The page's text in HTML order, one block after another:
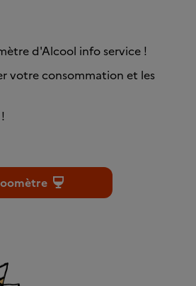
d'Alcool info service !
votre consommation et les